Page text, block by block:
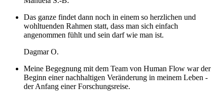
Das ganze findet dann noch in einem so herzlichen und
wohltuenden Rahmen statt, dass man sich einfach
angenommen fühlt und sein darf wie man ist.
Dagmar O.
Meine Begegnung mit dem Team von Human Flow war der
Beginn einer nachhaltigen Veränderung in meinem Leben -
der Anfang einer Forschungsreise.